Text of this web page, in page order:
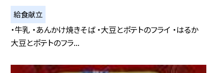
給食献立
・牛乳 ・あんかけ焼きそば ・大豆とポテトのフライ ・はるか
大豆とポテトのフラ...